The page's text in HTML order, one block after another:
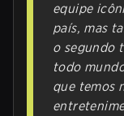
equipe
país, mas
o segundo
todo
que temos